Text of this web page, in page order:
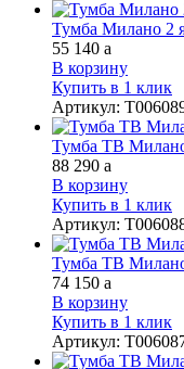
Тумба Милано 2
55 140 a
В корзину
Купить в 1 клик
Артикул:
Тумба ТВ
88 290 a
В корзину
Купить в 1 клик
Артикул:
Тумба ТВ Милано
74 150 a
В корзину
Купить в 1 клик
Артикул: